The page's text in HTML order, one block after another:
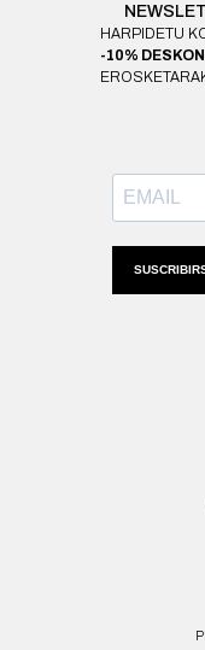
HARPIDETU
-10%